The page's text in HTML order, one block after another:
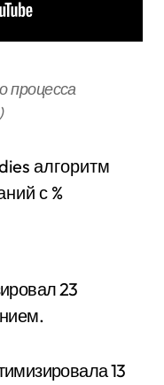
процесса
алгоритм
с %
23
13